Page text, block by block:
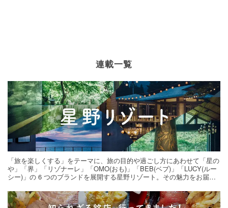
連載一覧
「旅を楽しくする」をテーマに、旅の目的や過ごし方にあわせて「星の
や」「界」「リゾナーレ」「OMO(おも)」「BEB(ベブ)」「LUCY(ルー
シー)」の 6 つのブランドを展開する星野リゾート。その魅力をお届け